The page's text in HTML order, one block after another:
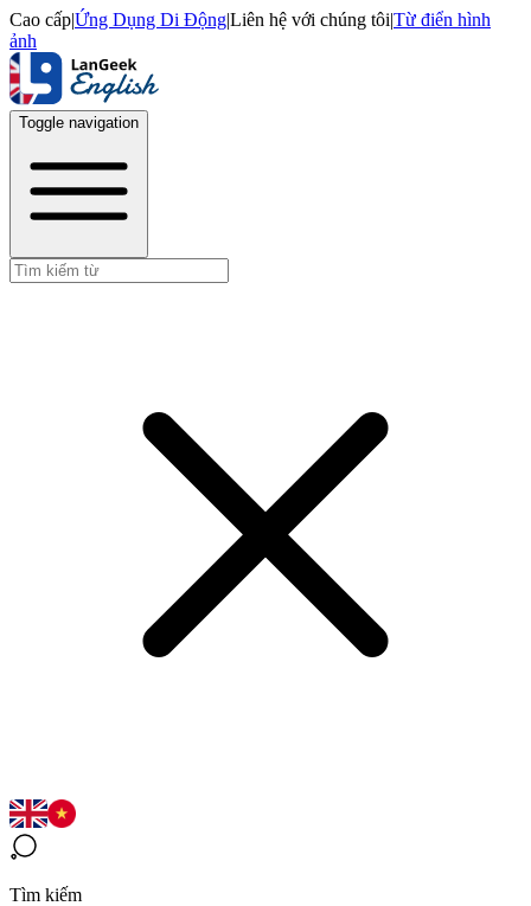
Cao cấp|Ứng Dụng Di Động|Liên hệ với chúng tôi|Từ điển hình
ảnh
Toggle navigation
Tìm kiếm